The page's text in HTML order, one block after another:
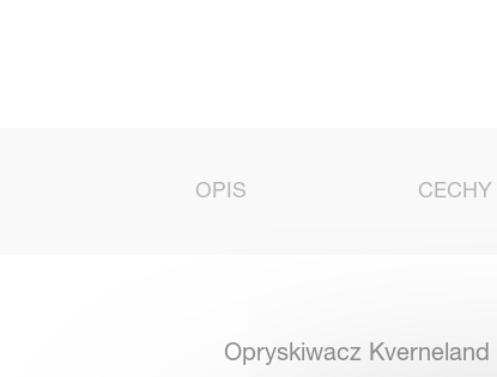
OPIS CECHY
Opryskiwacz Kverneland